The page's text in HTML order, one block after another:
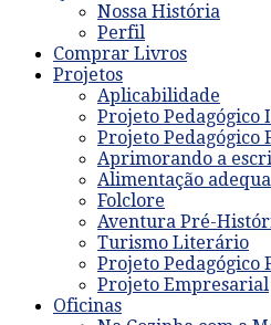
Nossa História
Perfil
Comprar Livros
Projetos
Aplicabilidade
Projeto Pedagógico
Projeto Pedagógico
Aprimorando a
Alimentação
Folclore
Aventura Pré-
Turismo Literário
Projeto Pedagógico
Projeto Empresarial
Oficinas